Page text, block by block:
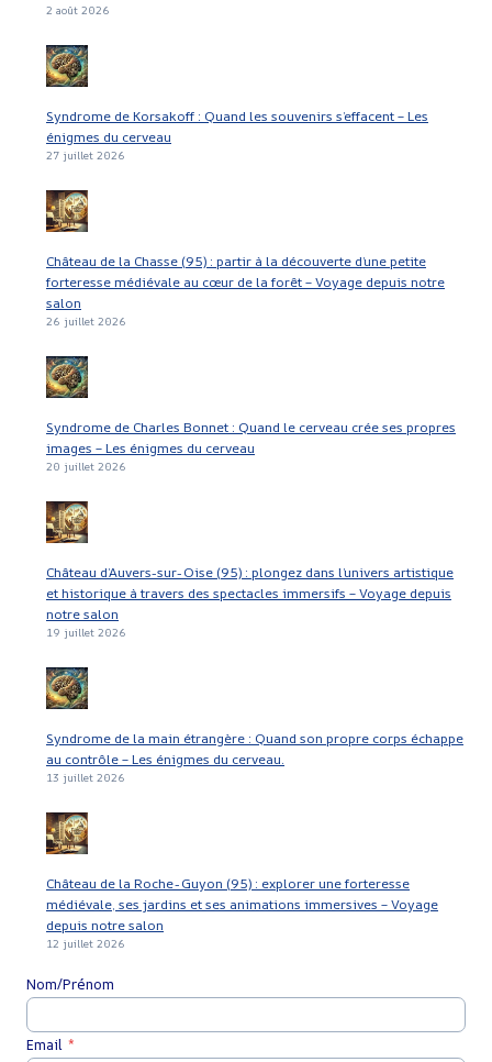
2 août 2026
Syndrome de Korsakoff : Quand les souvenirs s’effacent – Les
énigmes du cerveau
27 juillet 2026
Château de la Chasse (95) : partir à la découverte d’une petite
forteresse médiévale au cœur de la forêt – Voyage depuis notre
salon
26 juillet 2026
Syndrome de Charles Bonnet : Quand le cerveau crée ses propres
images – Les énigmes du cerveau
20 juillet 2026
Château d’Auvers-sur-Oise (95) : plongez dans l’univers artistique
et historique à travers des spectacles immersifs – Voyage depuis
notre salon
19 juillet 2026
Syndrome de la main étrangère : Quand son propre corps échappe
au contrôle – Les énigmes du cerveau.
13 juillet 2026
Château de la Roche-Guyon (95) : explorer une forteresse
médiévale, ses jardins et ses animations immersives – Voyage
depuis notre salon
12 juillet 2026
Nom/Prénom
Email *